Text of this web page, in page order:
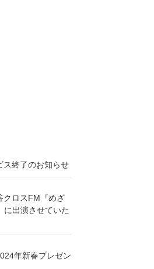
ス終了のお知らせ
クロスFM『めざ
に出演させていた
年新春プレゼン